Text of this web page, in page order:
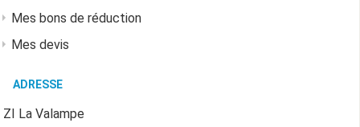
Mes bons de réduction
Mes devis
ADRESSE
ZI La Valampe